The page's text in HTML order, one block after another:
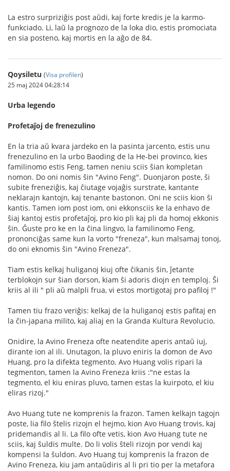
La estro surpriziĝis post aŭdi, kaj forte kredis je la karmo-
funkciado. Li, laŭ la prognozo de la loka dio, estis promociata
en sia posteno, kaj mortis en la aĝo de 84.
Qoysiletu (Visa profilen)
25 maj 2024 04:28:14
Urba legendo
Profetaĵoj de frenezulino
En la tria aŭ kvara jardeko en la pasinta jarcento, estis unu
frenezulino en la urbo Baoding de la He-bei provinco, kies
familinomo estis Feng, tamen neniu sciis ŝian kompletan
nomon. Do oni nomis ŝin "Avino Feng". Duonjaron poste, ŝi
subite freneziĝis, kaj ĉiutage vojaĝis surstrate, kantante
neklarajn kantojn, kaj tenante bastonon. Oni ne sciis kion ŝi
kantis. Tamen iom post iom, oni ekkonsciis ke la enhavo de
ŝiaj kantoj estis profetaĵoj, pro kio pli kaj pli da homoj ekkonis
ŝin. Ĝuste pro ke en la ĉina lingvo, la familinomo Feng,
prononciĝas same kun la vorto "freneza", kun malsamaj tonoj,
do oni eknomis ŝin "Avino Freneza".
Tiam estis kelkaj huliganoj kiuj ofte ĉikanis ŝin, ĵetante
terblokojn sur ŝian dorson, kiam ŝi adoris diojn en temploj. Ŝi
kriis al ili " pli aŭ malpli frua, vi estos mortigotaj pro pafiloj !"
Tamen tiu frazo veriĝis: kelkaj de la huliganoj estis pafitaj en
la ĉin-japana milito, kaj aliaj en la Granda Kultura Revolucio.
Onidire, la Avino Freneza ofte neatendite aperis antaŭ iuj,
dirante ion al ili. Unutagon, la pluvo eniris la domon de Avo
Huang, pro la difekta tegmento. Avo Huang volis ripari la
tegmenton, tamen la Avino Freneza kriis :"ne estas la
tegmento, el kiu eniras pluvo, tamen estas la kuirpoto, el kiu
eliras rizoj."
Avo Huang tute ne komprenis la frazon. Tamen kelkajn tagojn
poste, lia filo ŝtelis rizojn el hejmo, kion Avo Huang trovis, kaj
pridemandis al li. La filo ofte vetis, kion Avo Huang tute ne
sciis, kaj ŝuldis multe. Do li volis ŝteli rizojn por vendi kaj
kompensi la ŝuldon. Avo Huang tuj komprenis la frazon de
Avino Freneza, kiu jam antaŭdiris al li pri tio per la metafora